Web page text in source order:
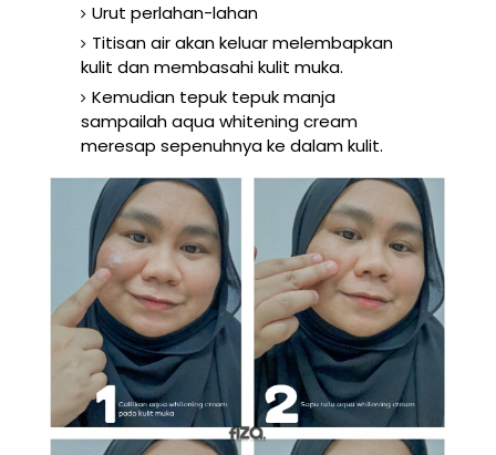
Urut perlahan-lahan
Titisan air akan keluar melembapkan
kulit dan membasahi kulit muka.
Kemudian tepuk tepuk manja
sampailah aqua whitening cream
meresap sepenuhnya ke dalam kulit.